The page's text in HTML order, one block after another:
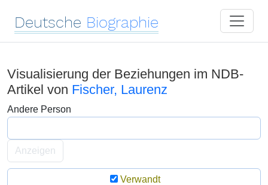
Deutsche Biographie
Visualisierung der Beziehungen im NDB-
Artikel von Fischer, Laurenz
Andere Person
Anzeigen
Verwandt